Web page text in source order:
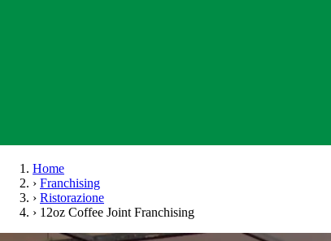
Home
› Franchising
› Ristorazione
› 12oz Coffee Joint Franchising